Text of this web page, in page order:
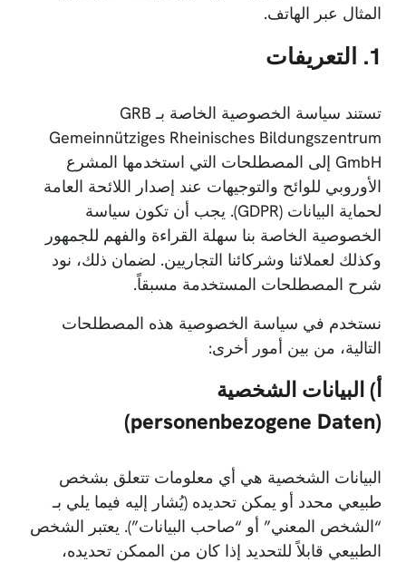
المثال عبر الهاتف.
1. التعريفات
تستند سياسة الخصوصية الخاصة بـ GRB
Gemeinnütziges Rheinisches Bildungszentrum
GmbH إلى المصطلحات التي استخدمها المشرع
الأوروبي للوائح والتوجيهات عند إصدار اللائحة العامة
لحماية البيانات (GDPR). يجب أن تكون سياسة
الخصوصية الخاصة بنا سهلة القراءة والفهم للجمهور
وكذلك لعملائنا وشركائنا التجاريين. لضمان ذلك، نود
شرح المصطلحات المستخدمة مسبقاً.
نستخدم في سياسة الخصوصية هذه المصطلحات
التالية، من بين أمور أخرى:
أ) البيانات الشخصية
(personenbezogene Daten)
البيانات الشخصية هي أي معلومات تتعلق بشخص
طبيعي محدد أو يمكن تحديده (يُشار إليه فيما يلي بـ
“الشخص المعني” أو “صاحب البيانات”). يعتبر الشخص
الطبيعي قابلاً للتحديد إذا كان من الممكن تحديده،